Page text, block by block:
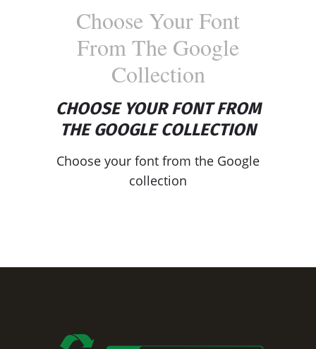
Choose Your Font
From The Google
Collection
CHOOSE YOUR FONT FROM
THE GOOGLE COLLECTION
Choose your font from the Google
collection